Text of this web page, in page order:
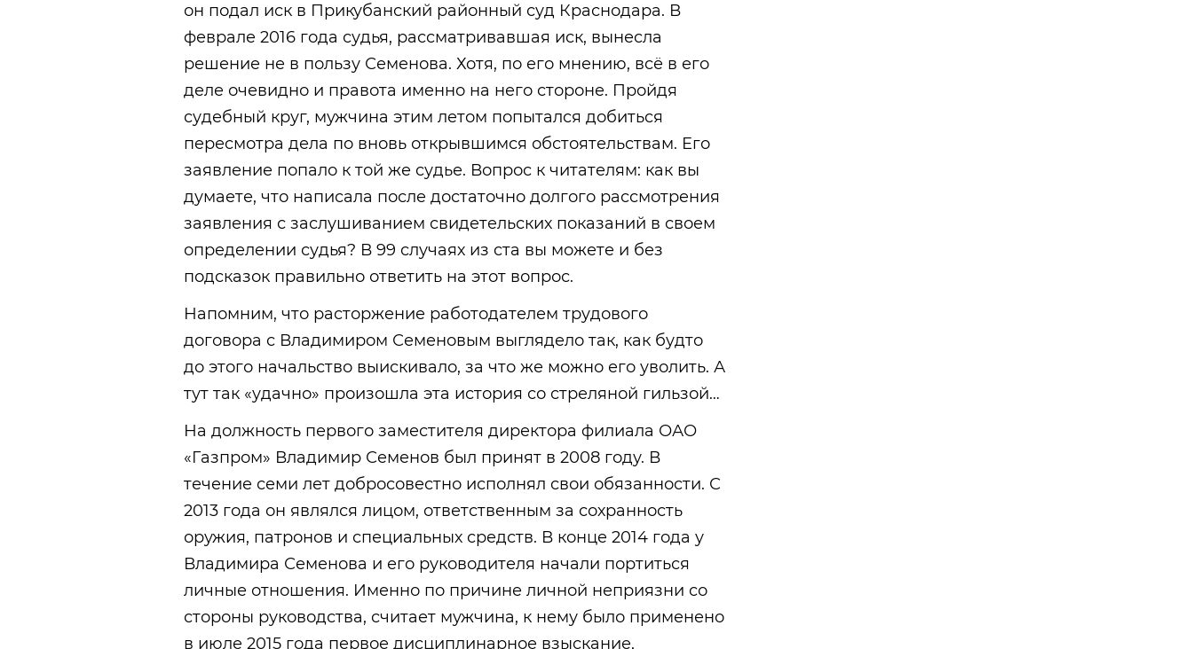
он подал иск в Прикубанский районный суд Краснодара. В
феврале 2016 года судья, рассматривавшая иск, вынесла
решение не в пользу Семенова. Хотя, по его мнению, всё в его
деле очевидно и правота именно на него стороне. Пройдя
судебный круг, мужчина этим летом попытался добиться
пересмотра дела по вновь открывшимся обстоятельствам. Его
заявление попало к той же судье. Вопрос к читателям: как вы
думаете, что написала после достаточно долгого рассмотрения
заявления с заслушиванием свидетельских показаний в своем
определении судья? В 99 случаях из ста вы можете и без
подсказок правильно ответить на этот вопрос.
Напомним, что расторжение работодателем трудового
договора с Владимиром Семеновым выглядело так, как будто
до этого начальство выискивало, за что же можно его уволить. А
тут так «удачно» произошла эта история со стреляной гильзой…
На должность первого заместителя директора филиала ОАО
«Газпром» Владимир Семенов был принят в 2008 году. В
течение семи лет добросовестно исполнял свои обязанности. С
2013 года он являлся лицом, ответственным за сохранность
оружия, патронов и специальных средств. В конце 2014 года у
Владимира Семенова и его руководителя начали портиться
личные отношения. Именно по причине личной неприязни со
стороны руководства, считает мужчина, к нему было применено
в июле 2015 года первое дисциплинарное взыскание,